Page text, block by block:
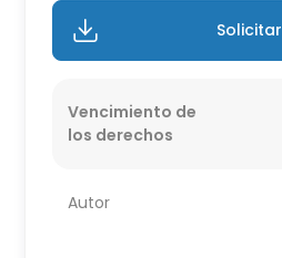
Solicitar
Vencimiento de
los derechos
Autor